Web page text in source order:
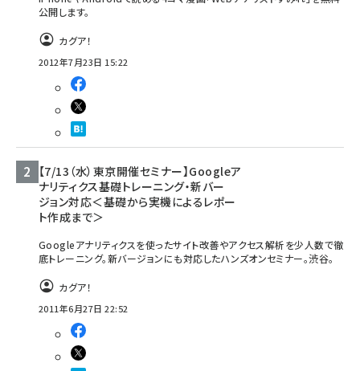
公開します。
カグア！
2012年7月23日 15:22
【7/13（水）東京開催セミナー】Googleア
ナリティクス基礎トレーニング・新バー
ジョン対応＜基礎から実機によるレポー
ト作成まで＞
Googleアナリティクスを使ったサイト改善やアクセス解析を少人数で徹
底トレーニング。新バージョンにも対応したハンズオンセミナー。渋谷。
カグア！
2011年6月27日 22:52